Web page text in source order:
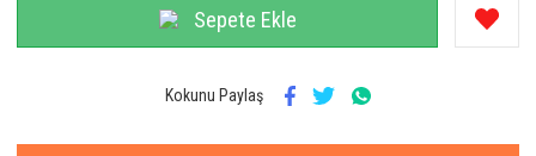
Sepete Ekle
Kokunu Paylaş